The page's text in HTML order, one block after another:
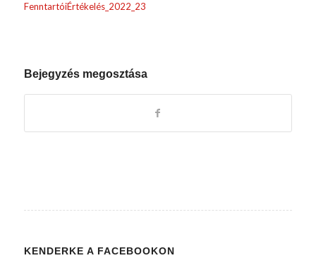
FenntartóiÉrtékelés_2022_23
Bejegyzés megosztása
KENDERKE A FACEBOOKON